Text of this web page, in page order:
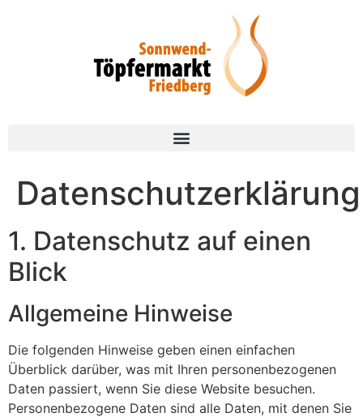
Datenschutzerklärung
1. Datenschutz auf einen
Blick
Allgemeine Hinweise
Die folgenden Hinweise geben einen einfachen
Überblick darüber, was mit Ihren personenbezogenen
Daten passiert, wenn Sie diese Website besuchen.
Personenbezogene Daten sind alle Daten, mit denen Sie